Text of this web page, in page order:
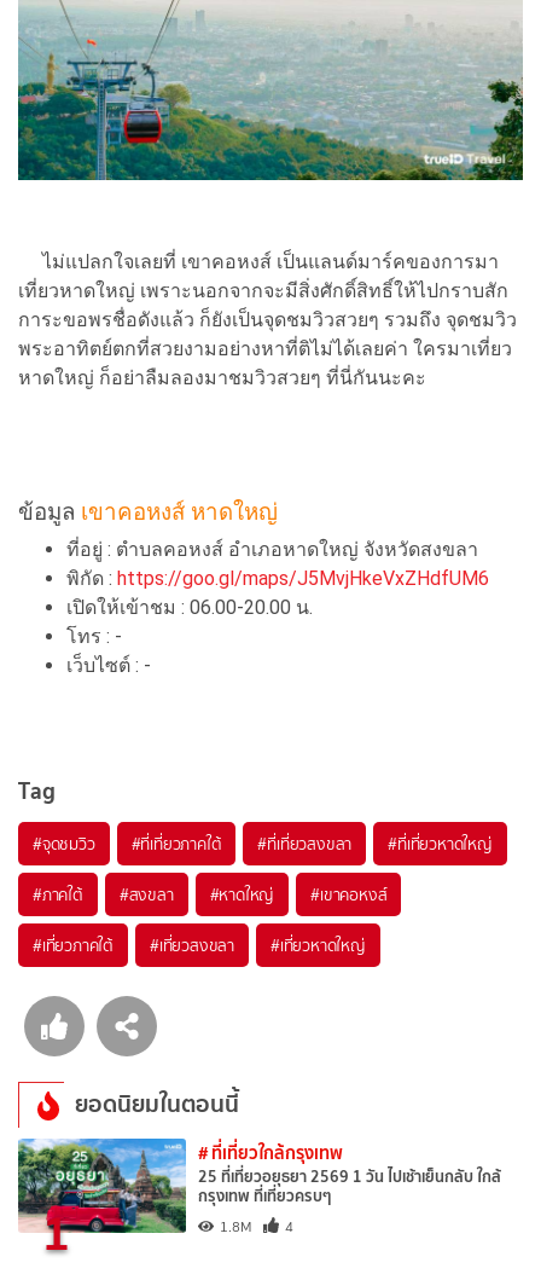
ไม่แปลกใจเลยที่ เขาคอหงส์ เป็นแลนด์มาร์คของการมา
เที่ยวหาดใหญ่ เพราะนอกจากจะมีสิ่งศักดิ์สิทธิ์ให้ไปกราบสัก
การะขอพรชื่อดังแล้ว ก็ยังเป็นจุดชมวิวสวยๆ รวมถึง จุดชมวิว
พระอาทิตย์ตกที่สวยงามอย่างหาที่ติไม่ได้เลยค่า ใครมาเที่ยว
หาดใหญ่ ก็อย่าลืมลองมาชมวิวสวยๆ ที่นี่กันนะคะ
ข้อมูล เขาคอหงส์ หาดใหญ่
ที่อยู่ : ตำบลคอหงส์ อำเภอหาดใหญ่ จังหวัดสงขลา
พิกัด : https://goo.gl/maps/J5MvjHkeVxZHdfUM6
เปิดให้เข้าชม : 06.00-20.00 น.
โทร : -
เว็บไซต์ : -
Tag
#จุดชมวิว #ที่เที่ยวภาคใต้ #ที่เที่ยวสงขลา #ที่เที่ยวหาดใหญ่
#ภาคใต้ #สงขลา #หาดใหญ่ #เขาคอหงส์
#เที่ยวภาคใต้ #เที่ยวสงขลา #เที่ยวหาดใหญ่
ยอดนิยมในตอนนี้
1
# ที่เที่ยวใกล้กรุงเทพ
25 ที่เที่ยวอยุธยา 2569 1 วัน ไปเช้าเย็นกลับ ใกล้
กรุงเทพ ที่เที่ยวครบๆ
1.8M 4